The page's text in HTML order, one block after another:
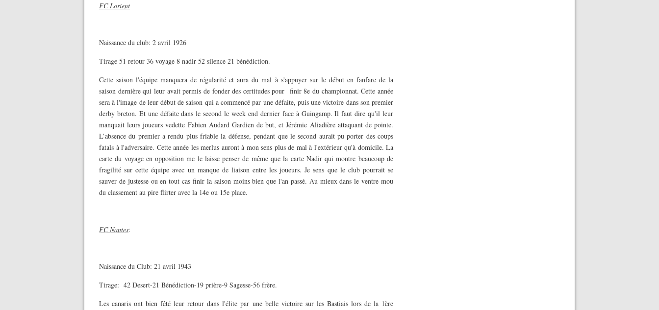
FC Lorient
Naissance du club: 2 avril 1926
Tirage 51 retour 36 voyage 8 nadir 52 silence 21 bénédiction.
Cette saison l'équipe manquera de régularité et aura du mal à s'appuyer sur le début en fanfare de la
saison dernière qui leur avait permis de fonder des certitudes pour finir 8e du championnat. Cette année
sera à l'image de leur début de saison qui a commencé par une défaite, puis une victoire dans son premier
derby breton. Et une défaite dans le second le week end dernier face à Guingamp. Il faut dire qu'il leur
manquait leurs joueurs vedette Fabien Audard Gardien de but, et Jérémie Aliadière attaquant de pointe.
L’absence du premier a rendu plus friable la défense, pendant que le second aurait pu porter des coups
fatals à l'adversaire. Cette année les merlus auront à mon sens plus de mal à l'extérieur qu'à domicile. La
carte du voyage en opposition me le laisse penser de même que la carte Nadir qui montre beaucoup de
fragilité sur cette équipe avec un manque de liaison entre les joueurs. Je sens que le club pourrait se
sauver de justesse ou en tout cas finir la saison moins bien que l'an passé. Au mieux dans le ventre mou
du classement au pire flirter avec la 14e ou 15e place.
FC Nantes:
Naissance du Club: 21 avril 1943
Tirage: 42 Desert-21 Bénédiction-19 prière-9 Sagesse-56 frère.
Les canaris ont bien fêté leur retour dans l'élite par une belle victoire sur les Bastiais lors de la 1ère